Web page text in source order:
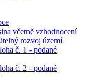
včetně vzhodnocení
rozvoj území
č. 1 - podané
č. 2 - podané